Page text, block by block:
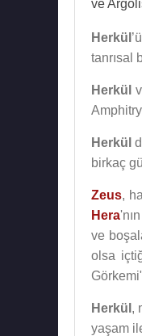
ve
Herkül
tanrısal
Herkül
Herkül
birkaç
Zeus,
Hera
ve
olsa
Herkül ,
yaşam